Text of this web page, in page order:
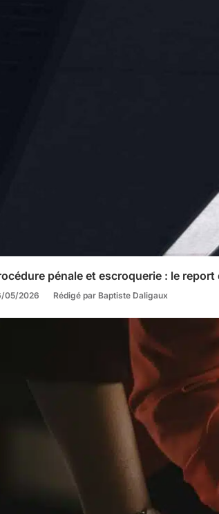
pénale et escroquerie : le
05/2026 Rédigé par Baptiste Daligaux